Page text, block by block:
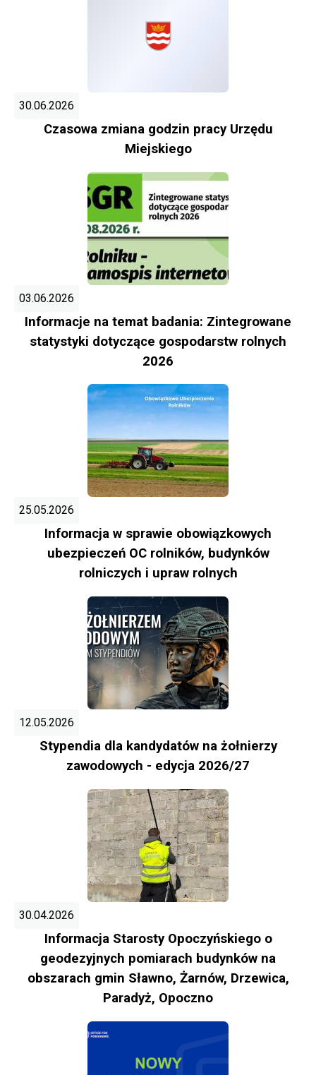
30.06.2026
Czasowa zmiana godzin pracy Urzędu
Miejskiego
03.06.2026
Informacje na temat badania: Zintegrowane
statystyki dotyczące gospodarstw rolnych
2026
25.05.2026
Informacja w sprawie obowiązkowych
ubezpieczeń OC rolników, budynków
rolniczych i upraw rolnych
12.05.2026
Stypendia dla kandydatów na żołnierzy
zawodowych - edycja 2026/27
30.04.2026
Informacja Starosty Opoczyńskiego o
geodezyjnych pomiarach budynków na
obszarach gmin Sławno, Żarnów, Drzewica,
Paradyż, Opoczno